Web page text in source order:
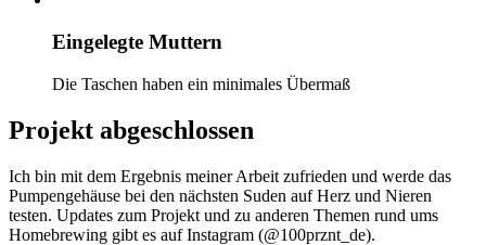
Eingelegte Muttern
Die Taschen haben ein minimales Übermaß
Projekt abgeschlossen
Ich bin mit dem Ergebnis meiner Arbeit zufrieden und werde das
Pumpengehäuse bei den nächsten Suden auf Herz und Nieren
testen. Updates zum Projekt und zu anderen Themen rund ums
Homebrewing gibt es auf Instagram (@100prznt_de).